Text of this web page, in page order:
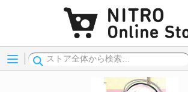
Menu